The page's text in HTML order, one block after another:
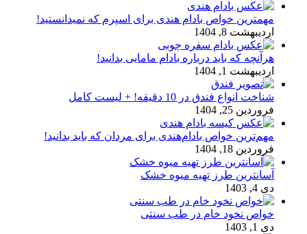
مهمترین خواص بادام هندی برای اسپرم که نمیدانستید!
اردیبهشت 8, 1404
هرآنچه که باید درباره بادام مامایی بدانید!
اردیبهشت 1, 1404
شناخت انواع فندق در 10 دقیقه! + لیست کامل
فروردین 25, 1404
مهم‌ترین خواص بادام‌هندی برای مردان که باید بدانید!
فروردین 18, 1404
آسانترین طرز تهیه میوه خشک
دی 4, 1403
خواص نخود خام در طب سنتی
دی 1, 1403